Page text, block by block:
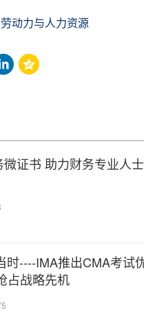
劳动力与人力资源
证书 助力财务专业人
时----IMA推出CMA考试
占战略先机